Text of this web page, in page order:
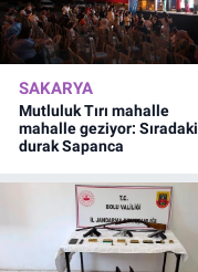
SAKARYA
Mutluluk Tırı mahalle
mahalle geziyor: Sıradaki
durak Sapanca